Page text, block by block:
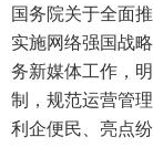
国务院关于全面
实施网络强国战
务新媒体工作，
制，规范运营管
利企便民、亮点